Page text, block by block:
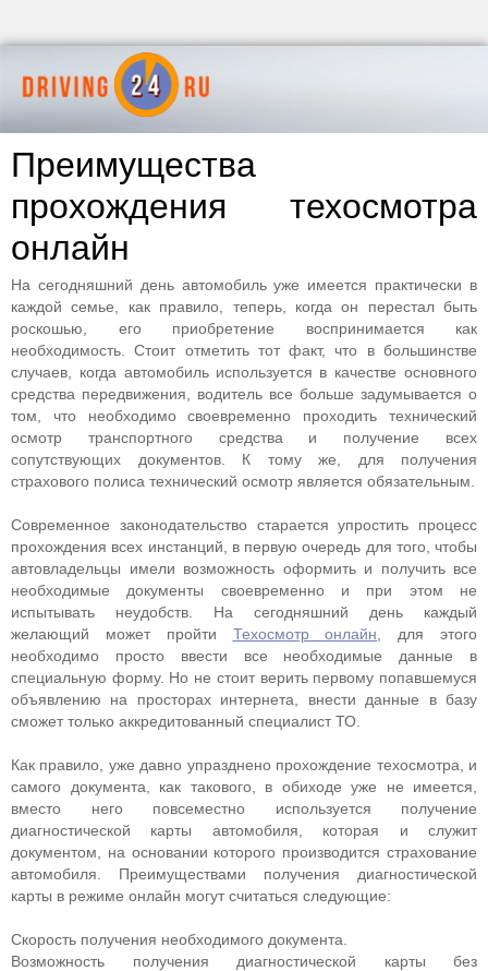
Преимущества
прохождения техосмотра
онлайн
На сегодняшний день автомобиль уже имеется практически в
каждой семье, как правило, теперь, когда он перестал быть
роскошью, его приобретение воспринимается как
необходимость. Стоит отметить тот факт, что в большинстве
случаев, когда автомобиль используется в качестве основного
средства передвижения, водитель все больше задумывается о
том, что необходимо своевременно проходить технический
осмотр транспортного средства и получение всех
сопутствующих документов. К тому же, для получения
страхового полиса технический осмотр является обязательным.
Современное законодательство старается упростить процесс
прохождения всех инстанций, в первую очередь для того, чтобы
автовладельцы имели возможность оформить и получить все
необходимые документы своевременно и при этом не
испытывать неудобств. На сегодняшний день каждый
желающий может пройти Техосмотр онлайн , для этого
необходимо просто ввести все необходимые данные в
специальную форму. Но не стоит верить первому попавшемуся
объявлению на просторах интернета, внести данные в базу
сможет только аккредитованный специалист ТО.
Как правило, уже давно упразднено прохождение техосмотра, и
самого документа, как такового, в обиходе уже не имеется,
вместо него повсеместно используется получение
диагностической карты автомобиля, которая и служит
документом, на основании которого производится страхование
автомобиля. Преимуществами получения диагностической
карты в режиме онлайн могут считаться следующие:
Скорость получения необходимого документа.
Возможность получения диагностической карты без